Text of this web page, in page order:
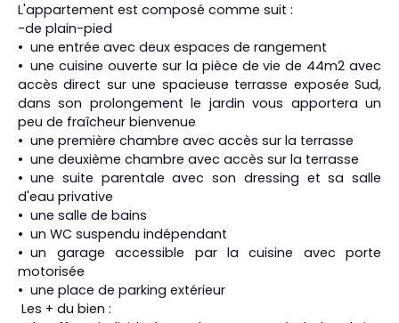
L'appartement est composé comme suit :
-de plain-pied
une entrée avec deux espaces de rangement
une cuisine ouverte sur la pièce de vie de 44m2 avec
accès direct sur une spacieuse terrasse exposée Sud,
dans son prolongement le jardin vous apportera un
peu de fraîcheur bienvenue
une première chambre avec accès sur la terrasse
une deuxième chambre avec accès sur la terrasse
une suite parentale avec son dressing et sa salle
d'eau privative
une salle de bains
un WC suspendu indépendant
un garage accessible par la cuisine avec porte
motorisée
une place de parking extérieur
Les + du bien :